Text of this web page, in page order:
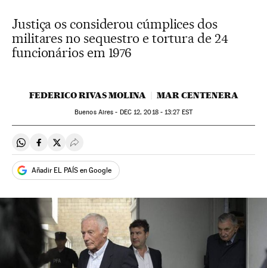
Justiça os considerou cúmplices dos
militares no sequestro e tortura de 24
funcionários em 1976
FEDERICO RIVAS MOLINA MAR CENTENERA
Buenos Aires - DEC12, 2018 - 13:27EST
Compartir en Whatsapp
Compartir en Facebook
Compartir en Twitter
Desplegar Redes Sociales
Añadir EL PAÍS en Google